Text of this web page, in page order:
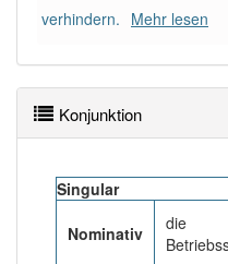
DIE:11 043
PowerIndex:
Häufigkeit: 4 von 10
Wörter mit Endung-
verhindern. Mehr lesen
Konjunktion
Singular
Nominativ
die